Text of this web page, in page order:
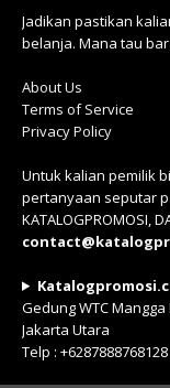
Jadikan pastikan
belanja. Mana tau
About Us
Terms of Service
Privacy Policy
Untuk kalian pemilik
pertanyaan seputar
KATALOGPROMOSI,
Gedung WTC Mangga
Jakarta Utara
Telp :